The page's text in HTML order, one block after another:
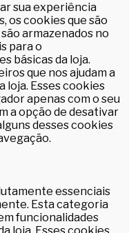
sua experiência
os cookies que são
armazenados no
para o
básicas da loja.
que nos ajudam a
loja. Esses cookies
apenas com o seu
a opção de desativar
desses cookies
essenciais
Esta categoria
funcionalidades